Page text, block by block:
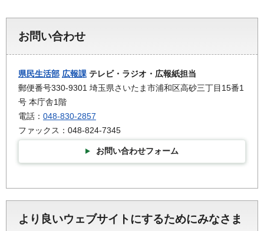
お問い合わせ
県民生活部 広報課 テレビ・ラジオ・広報紙担当
郵便番号330-9301 埼玉県さいたま市浦和区高砂三丁目15番1
号 本庁舎1階
電話： 048-830-2857
ファックス：048-824-7345
お問い合わせフォーム
より良いウェブサイトにするためにみなさま